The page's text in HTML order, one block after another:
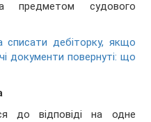
судового
дебіторку, якщо
документи повернуті: що
до відповіді на одне